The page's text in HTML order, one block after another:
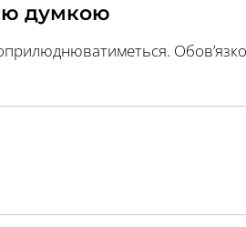
думкою